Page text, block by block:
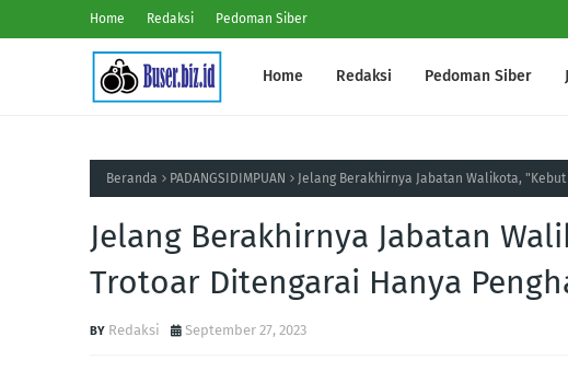
Home Redaksi Pedoman Siber
Home Redaksi Pedoman Siber
Beranda PADANGSIDIMPUAN Jelang Berakhirnya Jabatan Walikota,
Jelang Berakhirnya Jabatan
Trotoar Ditengarai Hanya
Redaksi September 27, 2023